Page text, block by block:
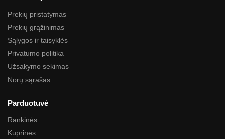
Prekių pristatymas
Prekių grąžinimas
Sąlygos ir taisyklės
Privatumo politika
Užsakymo sekimas
Norų sąrašas
Parduotuvė
Rankinės
Kuprinės